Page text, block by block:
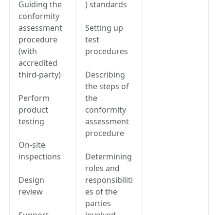
Guiding the
conformity
assessment
procedure
(with
accredited
third-party)
Perform
product
testing
On-site
inspections
Design
review
) standards
Setting up
test
procedures
Describing
the steps of
the
conformity
assessment
procedure
Determining
roles and
responsibiliti
es of the
parties